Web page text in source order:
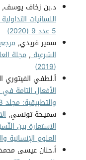
د.بن زخاف يوسف,
اللسانيات التداولية
5 عدد 9 (2020)
سمير فريدي,
الشرعية,
(2019)
أ.لطفي الفيتوري
الأفعال التامة
والتطبيقية: مجلد 8 عدد 16 (2023)
سميـحة تونسي,
الاستعارة بين
العلوم الإنسانية
أ.حنان عيسى